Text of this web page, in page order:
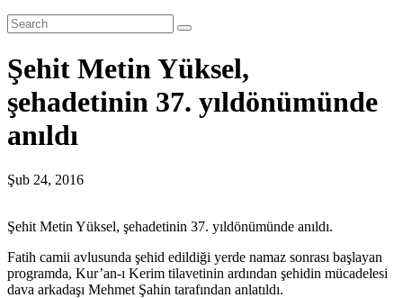
Şehit Metin Yüksel,
şehadetinin 37. yıldönümünde
anıldı
Şub 24, 2016
Şehit Metin Yüksel, şehadetinin 37. yıldönümünde anıldı.
Fatih camii avlusunda şehid edildiği yerde namaz sonrası başlayan
programda, Kur’an-ı Kerim tilavetinin ardından şehidin mücadelesi
dava arkadaşı Mehmet Şahin tarafından anlatıldı.